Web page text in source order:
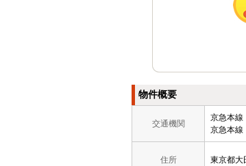
物件概要
交通機関
京急本線
京急本
住所 東京都大